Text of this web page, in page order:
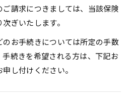
ご請求につきましては、当該保険
ぎいたします。
のお手続きについては所定の手数
続きを希望される方は、下記お
し付けください。